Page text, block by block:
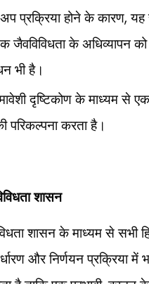
प्रक्रिया होने के कारण,यह
जैवविविधता के अधिव्यापन
भी है।
दृष्टिकोण के माध्यम से
परिकल्पना करता है।
शासन
शासन के माध्यम से सभी
और निर्णयन प्रक्रिया में